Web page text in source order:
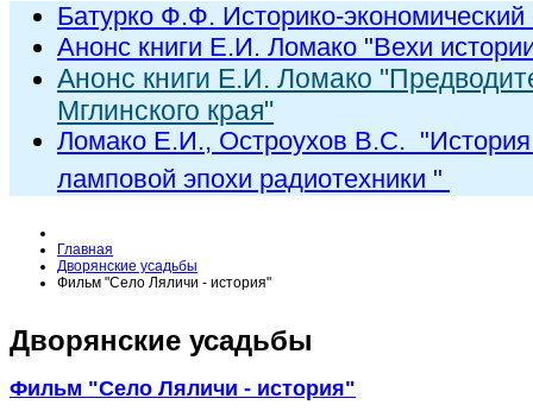
Батурко Ф.Ф. Историко-экономический
Анонс книги Е.И. Ломако "Вехи
Анонс книги Е.И. Ломако
Мглинского края"
Ломако Е.И., Остроухов В.С. "
ламповой эпохи радиотехники "
Главная
Дворянские усадьбы
Фильм "Село Ляличи - история"
Дворянские усадьбы
Фильм "Село Ляличи - история"